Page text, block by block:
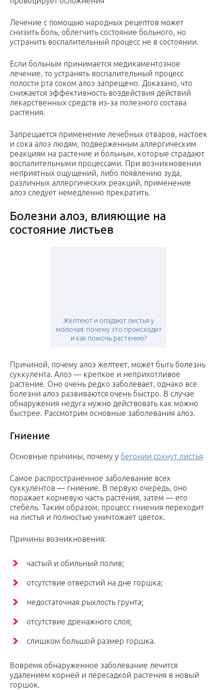
Лечение с помощью народных рецептов может
снизить боль, облегчить состояние больного, но
устранить воспалительный процесс не в состоянии.
Если больным принимается медикаментозное
лечение, то устранять воспалительный процесс
полости рта соком алоэ запрещено. Доказано, что
снижается эффективность воздействия действий
лекарственных средств из-за полезного состава
растения.
Запрещается применение лечебных отваров, настоек
и сока алоэ людям, подверженным аллергическим
реакциям на растение и больным, которые страдают
воспалительными процессами. При возникновении
неприятных ощущений, либо появлению зуда,
различных аллергических реакций, применение
алоэ следует немедленно прекратить.
Болезни алоэ, влияющие на
состояние листьев
Желтеют и опадают листья у
молочая: почему это происходит
и как помочь растению?
Причиной, почему алоэ желтеет, может быть болезнь
суккулента. Алоэ — крепкое и неприхотливое
растение. Оно очень редко заболевает, однако все
болезни алоэ развиваются очень быстро. В случае
обнаружения недуга нужно действовать как можно
быстрее. Рассмотрим основные заболевания алоэ.
Гниение
Основные причины, почему у бегонии сохнут листья
Самое распространенное заболевание всех
суккулентов — гниение. В первую очередь, оно
поражает корневую часть растения, затем — его
стебель. Таким образом, процесс гниения переходит
на листья и полностью уничтожает цветок.
Причины возникновения:
частый и обильный полив;
отсутствие отверстий на дне горшка;
недостаточная рыхлость грунта;
отсутствие дренажного слоя;
слишком большой размер горшка.
Вовремя обнаруженное заболевание лечится
удалением корней и пересадкой растения в новый
горшок.